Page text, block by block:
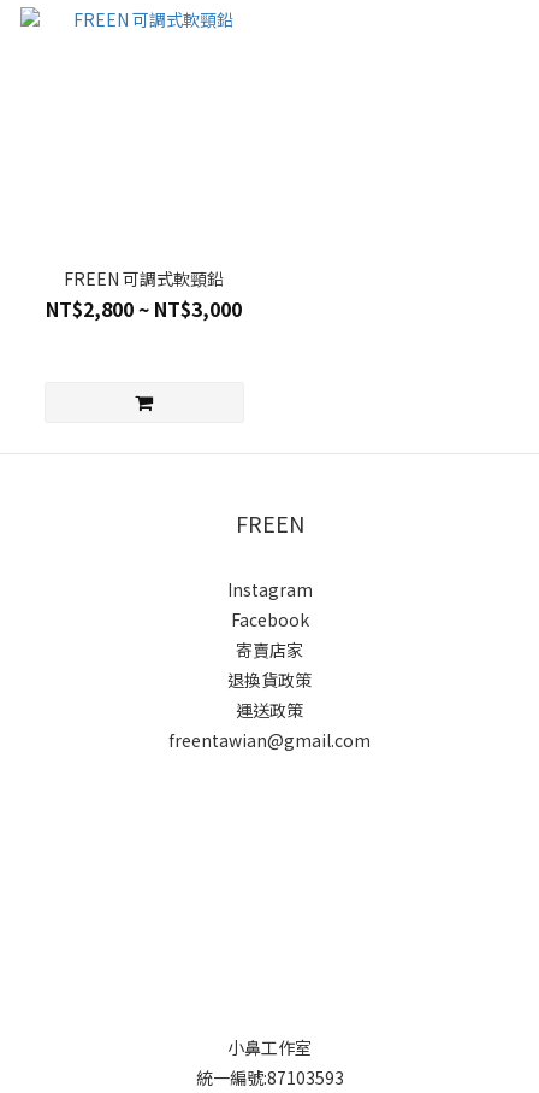
FREEN 可調式軟頸鉛
NT$2,800 ~ NT$3,000
FREEN
Instagram
Facebook
寄賣店家
退換貨政策
運送政策
freentawian@gmail.com
小鼻工作室
統一編號:87103593